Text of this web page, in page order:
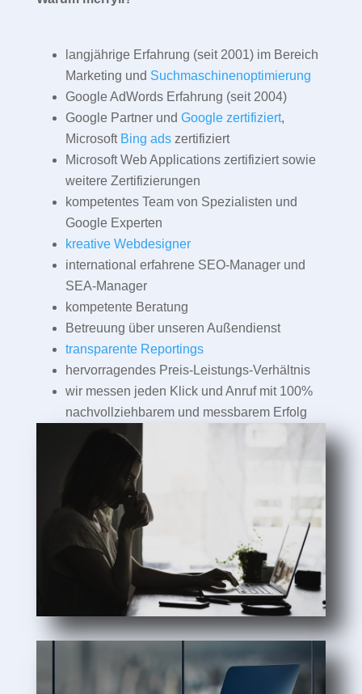
langjährige Erfahrung (seit 2001) im Bereich
Marketing und Suchmaschinenoptimierung
Google AdWords Erfahrung (seit 2004)
Google Partner und Google zertifiziert,
Microsoft Bing adszertifiziert
Microsoft Web Applications zertifiziert sowie
weitere Zertifizierungen
kompetentes Team von Spezialisten und
Google Experten
kreative Webdesigner
international erfahrene SEO-Manager und
SEA-Manager
kompetente Beratung
Betreuung über unseren Außendienst
transparente Reportings
hervorragendes Preis-Leistungs-Verhältnis
wir messen jeden Klick und Anruf mit 100%
nachvollziehbarem und messbarem Erfolg